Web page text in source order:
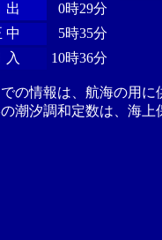
出
0時29分
中
5時35分
入
10時36分
の情報は、航海の用
潮汐調和定数は、海上